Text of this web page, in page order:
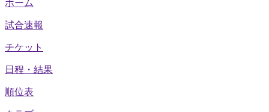
ホーム
試合速報
チケット
日程・結果
順位表